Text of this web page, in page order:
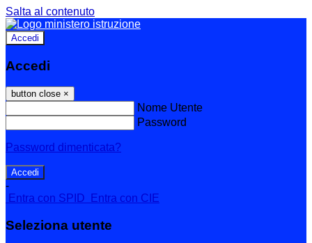
Salta al contenuto
Accedi
Accedi
button close ×
Nome Utente
Password
Password dimenticata?
-
Entra con SPID
Entra con CIE
Seleziona utente